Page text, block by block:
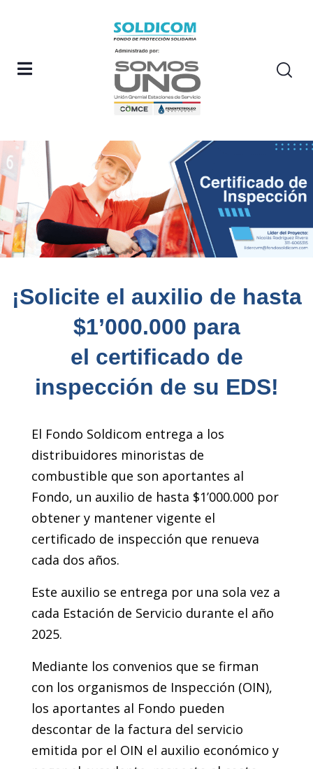
¡Solicite el auxilio de hasta
$1’000.000 para
el certificado de
inspección de su EDS!
El Fondo Soldicom entrega a los
distribuidores minoristas de
combustible que son aportantes al
Fondo, un auxilio de hasta $1’000.000 por
obtener y mantener vigente el
certificado de inspección que renueva
cada dos años.
Este auxilio se entrega por una sola vez a
cada Estación de Servicio durante el año
2025.
Mediante los convenios que se firman
con los organismos de Inspección (OIN),
los aportantes al Fondo pueden
descontar de la factura del servicio
emitida por el OIN el auxilio económico y